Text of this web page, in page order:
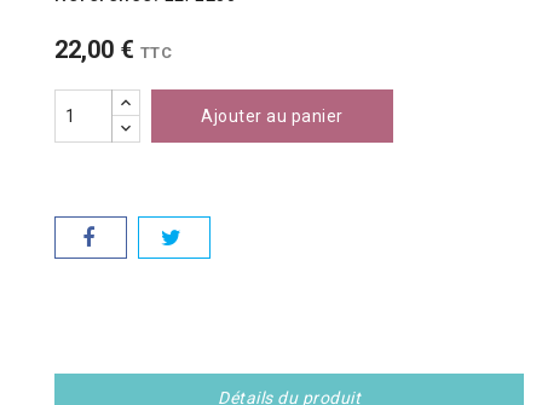
22,00 € TTC
Ajouter au panier
Détails du produit